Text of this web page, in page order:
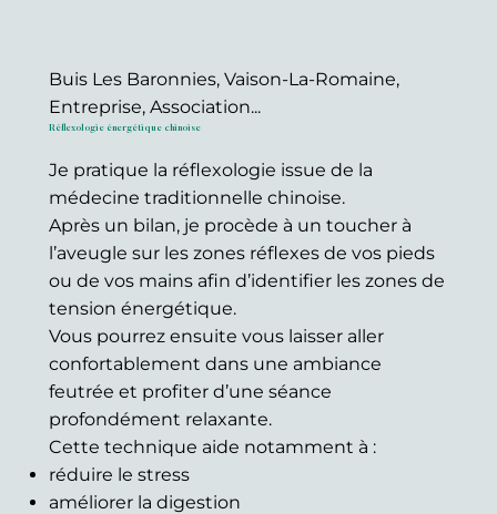
Buis Les Baronnies, Vaison-La-Romaine,
Entreprise, Association...
Réflexologie énergétique chinoise
Je pratique la réflexologie issue de la
médecine traditionnelle chinoise.
Après un bilan, je procède à un toucher à
l’aveugle sur les zones réflexes de vos pieds
ou de vos mains afin d’identifier les zones de
tension énergétique.
Vous pourrez ensuite vous laisser aller
confortablement dans une ambiance
feutrée et profiter d’une séance
profondément relaxante.
Cette technique aide notamment à :
réduire le stress
améliorer la digestion